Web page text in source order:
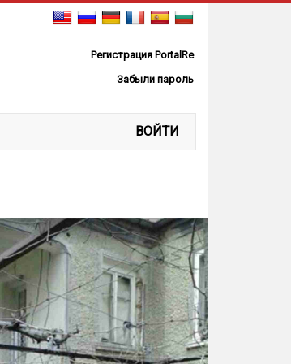
Регистрация PortalRe
Забыли пароль
ВОЙТИ